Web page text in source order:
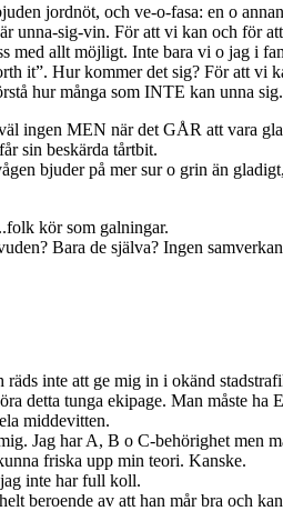
jordnöt, och ve-o-fasa: en o
unna-sig-vin. För att vi kan och för
med allt möjligt. Inte bara vi o jag i
it”. Hur kommer det sig? För att vi
hur många som INTE kan unna
ingen MEN när det GÅR att vara
sin beskärda tårtbit.
bjuder på mer sur o grin än
kör som galningar.
Bara de själva? Ingen
inte att ge mig in i okänd
detta tunga ekipage. Man måste ha
middevitten.
Jag har A, B o C-behörighet men
friska upp min teori. Kanske.
inte har full koll.
beroende av att han mår bra och